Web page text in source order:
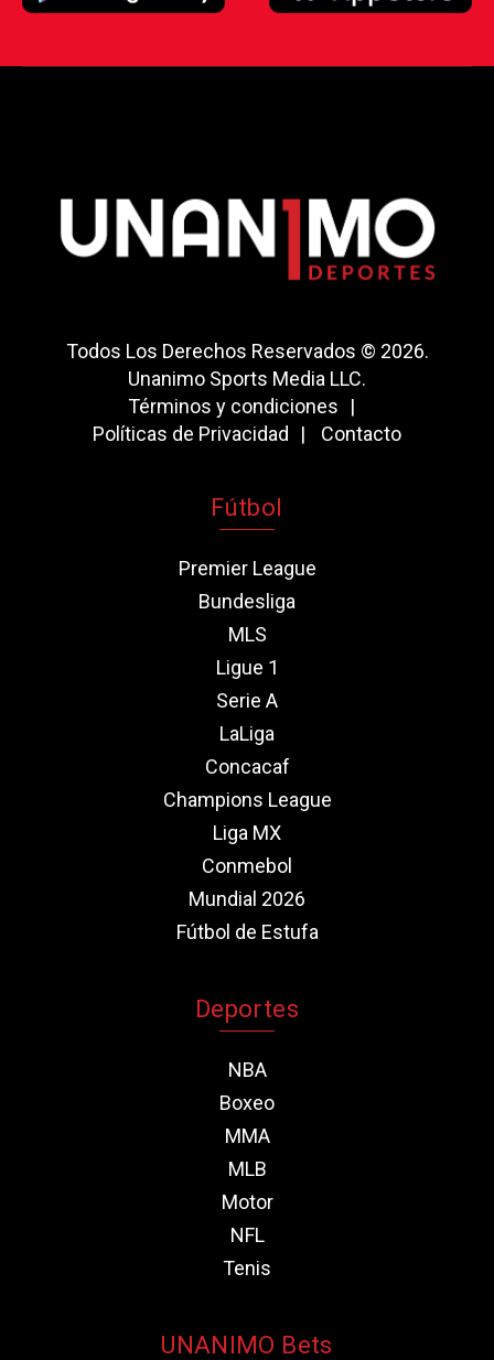
Todos Los Derechos Reservados © 2026.
Unanimo Sports Media LLC.
Términos y condiciones
Políticas de Privacidad
Contacto
Fútbol
Premier League
Bundesliga
MLS
Ligue 1
Serie A
LaLiga
Concacaf
Champions League
Liga MX
Conmebol
Mundial 2026
Fútbol de Estufa
Deportes
NBA
Boxeo
MMA
MLB
Motor
NFL
Tenis
UNANIMO Bets